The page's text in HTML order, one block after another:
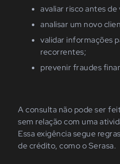
avaliar risco antes de
analisar um novo
validar informações
recorrentes;
prevenir fraudes
A consulta não pode ser
sem relação com uma
Essa exigência segue
de crédito, como o Serasa.